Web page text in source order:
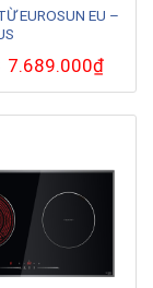
EUROSUN EU –
Giá
gốc
là:
7.689.000₫Giá
hiện
tại